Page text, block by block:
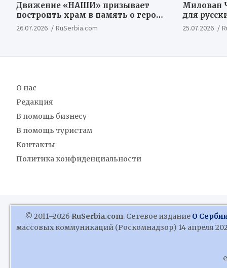
Движение «НАШИ» призывает
построить храм в память о героях
Косовской Битвы
26.07.2026 RuSerbia.com
Милован
для
концепт
25.07.2026
О нас
Редакция
В помощь бизнесу
В помощь туристам
Контакты
Политика конфиденциальности
© 2011–2026 RuSerbia.com. Сетевое издание О
массовых коммуникаций (Роскомнадзор) 14 апреля